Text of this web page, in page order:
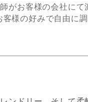
がお客様の会社に
様の好みで自由に